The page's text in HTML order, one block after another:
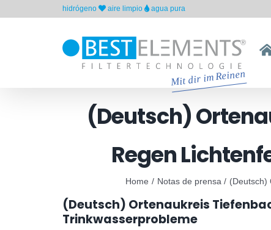
hidrógeno aire limpio agua pura
(Deutsch)
Regen
Home Notas de prensa (Deutsch)
(Deutsch) Ortenaukreis
Trinkwasserprobleme